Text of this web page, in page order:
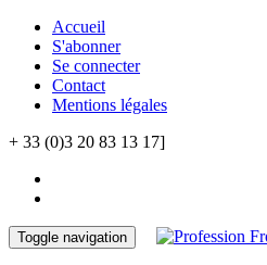
Accueil
S'abonner
Se connecter
Contact
Mentions légales
+ 33 (0)3 20 83 13 17]
Toggle navigation